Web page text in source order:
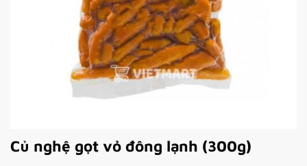
Củ nghệ gọt vỏ đông lạnh (300g)